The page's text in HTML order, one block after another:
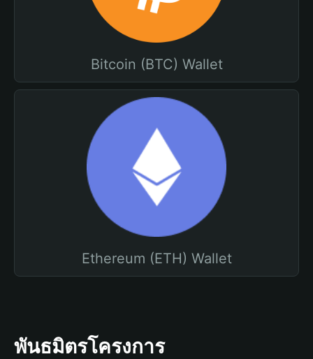
Bitcoin (BTC) Wallet
Ethereum (ETH) Wallet
พันธมิตรโครงการ